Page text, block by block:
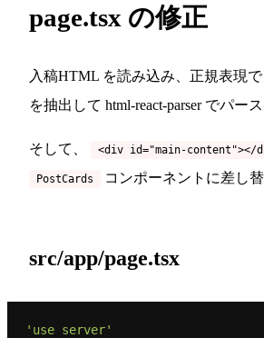
page.tsx の修正
入稿HTML を読み込み、正規表現で
を抽出して html-react-parser でパース
そして、 <div id="main-content"></
PostCards コンポーネントに差し替
src/app/page.tsx
'use server'